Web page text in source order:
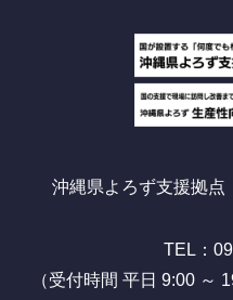
沖縄県よろず支援拠点
TEL：
（受付時間 平日 9:00 ～